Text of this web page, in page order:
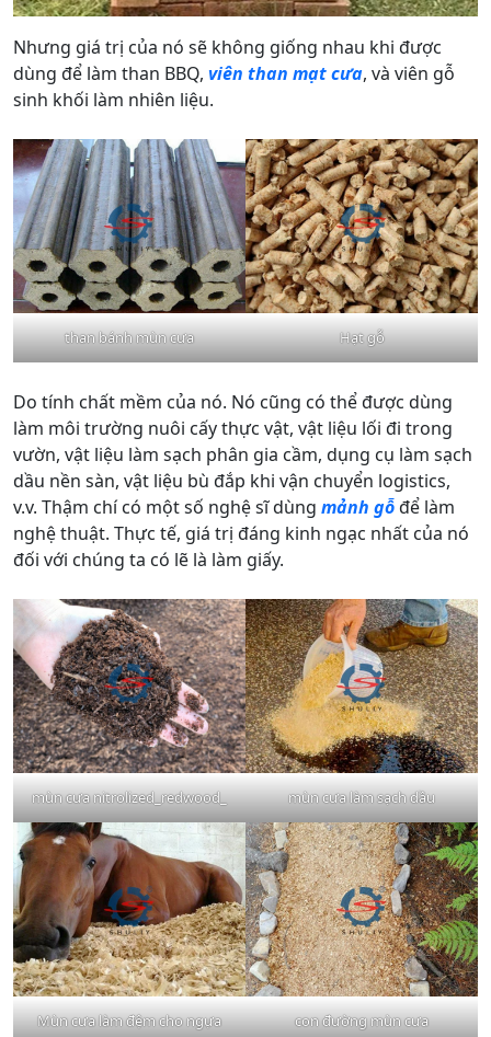
Nhưng giá trị của nó sẽ không giống nhau khi được
dùng để làm than BBQ, viên than mạt cưa, và viên gỗ
sinh khối làm nhiên liệu.
than bánh mùn cưa Hạt gỗ
Do tính chất mềm của nó. Nó cũng có thể được dùng
làm môi trường nuôi cấy thực vật, vật liệu lối đi trong
vườn, vật liệu làm sạch phân gia cầm, dụng cụ làm sạch
dầu nền sàn, vật liệu bù đắp khi vận chuyển logistics,
v.v. Thậm chí có một số nghệ sĩ dùng mảnh gỗđể làm
nghệ thuật. Thực tế, giá trị đáng kinh ngạc nhất của nó
đối với chúng ta có lẽ là làm giấy.
mùn cưa nitrolized_redwood_ mùn cưa làm sạch dầu
Mùn cưa làm đệm cho ngựa con đường mùn cưa